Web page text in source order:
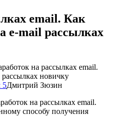
email. Как
e-mail рассылках
на рассылках email.
новичку
5Дмитрий Зюзин
на рассылках email.
способу получения